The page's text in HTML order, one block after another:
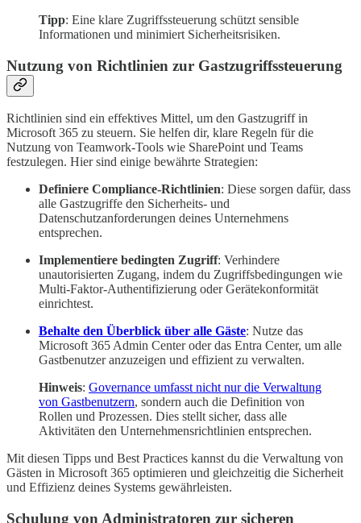
Tipp: Eine klare Zugriffssteuerung schützt sensible
Informationen und minimiert Sicherheitsrisiken.
Nutzung von Richtlinien zur Gastzugriffssteuerung
Richtlinien sind ein effektives Mittel, um den Gastzugriff in
Microsoft 365 zu steuern. Sie helfen dir, klare Regeln für die
Nutzung von Teamwork-Tools wie SharePoint und Teams
festzulegen. Hier sind einige bewährte Strategien:
Definiere Compliance-Richtlinien: Diese sorgen dafür, dass
alle Gastzugriffe den Sicherheits- und
Datenschutzanforderungen deines Unternehmens
entsprechen.
Implementiere bedingten Zugriff: Verhindere
unautorisierten Zugang, indem du Zugriffsbedingungen wie
Multi-Faktor-Authentifizierung oder Gerätekonformität
einrichtest.
Behalte den Überblick über alle Gäste: Nutze das
Microsoft 365 Admin Center oder das Entra Center, um alle
Gastbenutzer anzuzeigen und effizient zu verwalten.
Hinweis: Governance umfasst nicht nur die Verwaltung
von Gastbenutzern, sondern auch die Definition von
Rollen und Prozessen. Dies stellt sicher, dass alle
Aktivitäten den Unternehmensrichtlinien entsprechen.
Mit diesen Tipps und Best Practices kannst du die Verwaltung von
Gästen in Microsoft 365 optimieren und gleichzeitig die Sicherheit
und Effizienz deines Systems gewährleisten.
Schulung von Administratoren zur sicheren